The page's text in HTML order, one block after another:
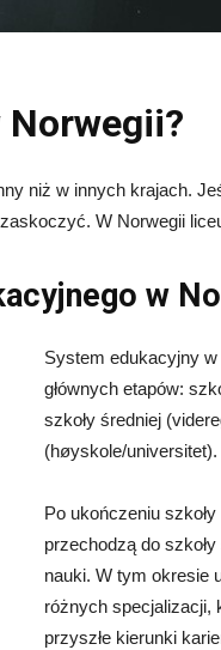
niż w innych krajach.
W Norwegii
w
System edukacyjny
głównych etapów:
szkoły średniej
(høyskole/universitet).
Po ukończeniu
przechodzą do
nauki. W tym okresie
różnych specjalizacji,
przyszłe kierunki